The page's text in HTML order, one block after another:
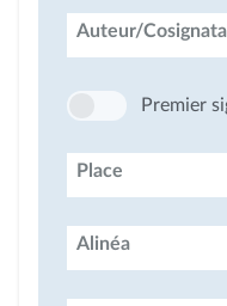
Auteur/
Premier
Place
Alinéa